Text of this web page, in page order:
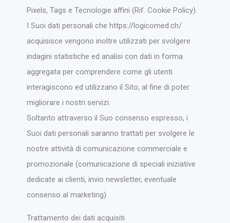
Pixels, Tags e Tecnologie affini (Rif. Cookie Policy).
I Suoi dati personali che https://logicomed.ch/
acquisisce vengono inoltre utilizzati per svolgere
indagini statistiche ed analisi con dati in forma
aggregata per comprendere come gli utenti
interagiscono ed utilizzano il Sito, al fine di poter
migliorare i nostri servizi.
Soltanto attraverso il Suo consenso espresso, i
Suoi dati personali saranno trattati per svolgere le
nostre attività di comunicazione commerciale e
promozionale (comunicazione di speciali iniziative
dedicate ai clienti, invio newsletter, eventuale
consenso al marketing).
Trattamento dei dati acquisiti